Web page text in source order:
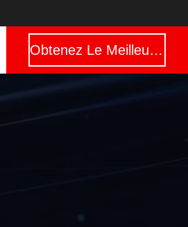
Obtenez Le Meilleur Prix